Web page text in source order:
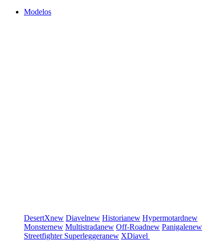
Modelos
DesertXnew Diavelnew Historianew Hypermotardnew
Monsternew Multistradanew Off-Roadnew Panigalenew
Streetfighter Superleggeranew XDiavel